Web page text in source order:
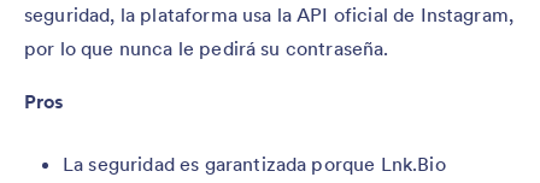
seguridad, la plataforma usa la API oficial de Instagram,
por lo que nunca le pedirá su contraseña.
Pros
La seguridad es garantizada porque Lnk.Bio